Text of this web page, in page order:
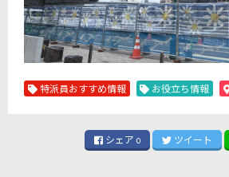
特派員おすすめ情報 お役立ち情報
シェア 0 ツイート